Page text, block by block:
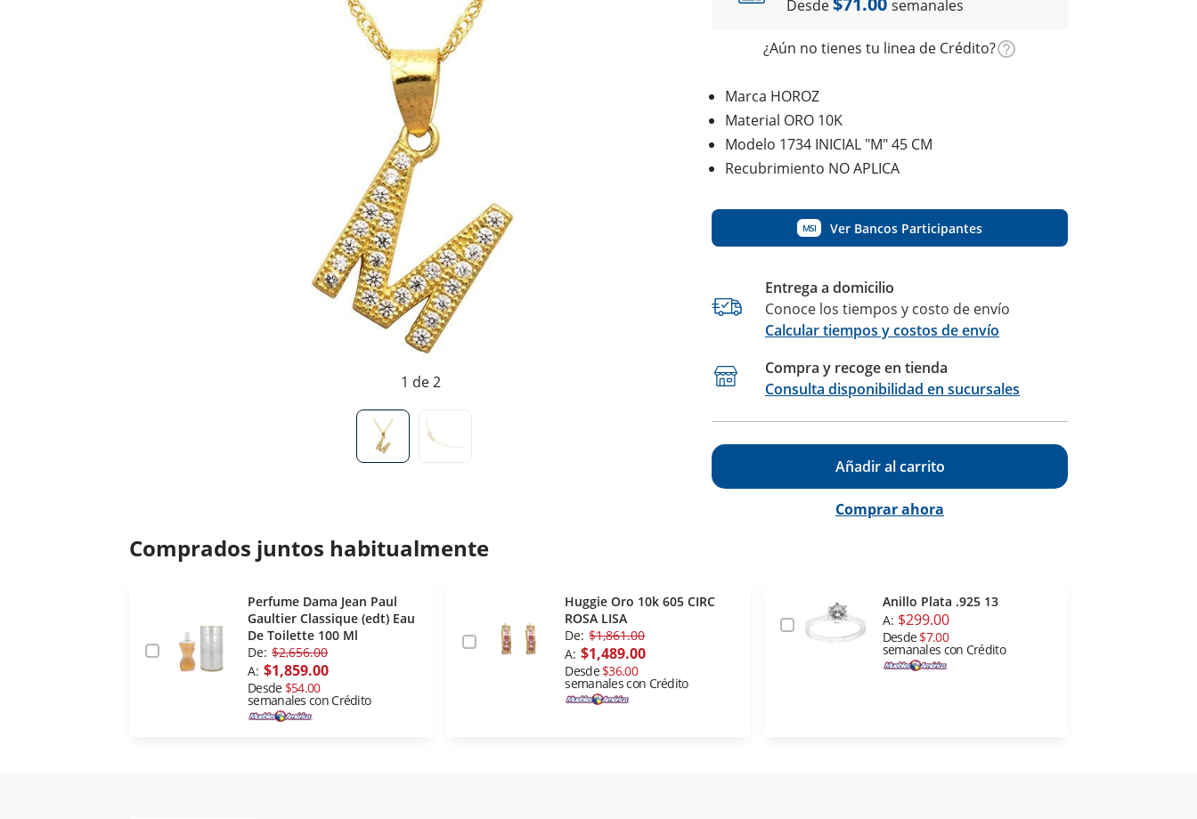
1 de 2
Desde
semanales
¿Aún no tienes tu linea de Crédito?
Marca HOROZ
Material ORO 10K
Modelo 1734 INICIAL "M" 45 CM
Recubrimiento NO APLICA
MSI Ver Bancos Participantes
Entrega a domicilio
Conoce los tiempos y costo de envío
Calcular tiempos y costos de envío
Compra y recoge en tienda
Consulta disponibilidad en sucursales
Añadir al carrito
Comprar ahora
Comprados juntos habitualmente
Perfume Dama Jean Paul
Gaultier Classique (edt) Eau
De Toilette 100 Ml
De: $2,656.00
A: $1,859.00
Desde $54.00
semanales con Crédito
Huggie Oro 10k 605 CIRC
ROSA LISA
De: $1,861.00
A: $1,489.00
Desde$36.00
semanales con Crédito
Anillo Plata .925 13
A: $299.00
Desde$7.00
semanales con Crédito